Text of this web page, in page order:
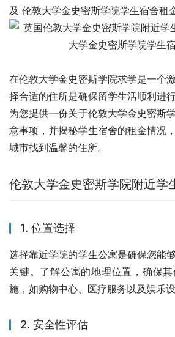
及 伦敦大学金史密斯学院学生宿舍租
在伦敦大学金史密斯学院求学是一个
择合适的住所是确保留学生活顺利进
为您提供一份关于伦敦大学金史密斯
意事项，并揭秘学生宿舍的租金情况
城市找到温馨的住所。
伦敦大学金史密斯学院附近学
1. 位置选择
选择靠近学院的学生公寓是确保您能
关键。了解公寓的地理位置，确保
施，如购物中心、医疗服务以及娱乐设
2. 安全性评估